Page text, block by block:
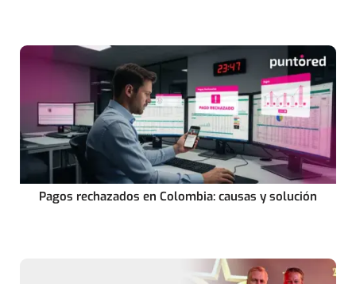
Pagos rechazados en Colombia: causas y solución